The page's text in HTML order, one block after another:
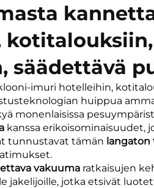
säädettävä
imuri hotelleihin,
huippua
monenlaisissa
kanssa erikoisominaisuudet,
tunnustavat tämän
vakuuma ratkaisujen
jakelijoille, jotka etsivät